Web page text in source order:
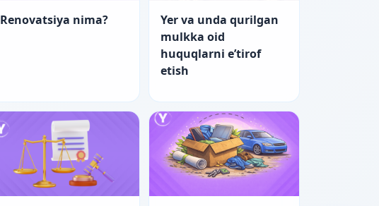
Renovatsiya nima?
Yer va unda qurilgan
mulkka oid
huquqlarni e’tirof
etish